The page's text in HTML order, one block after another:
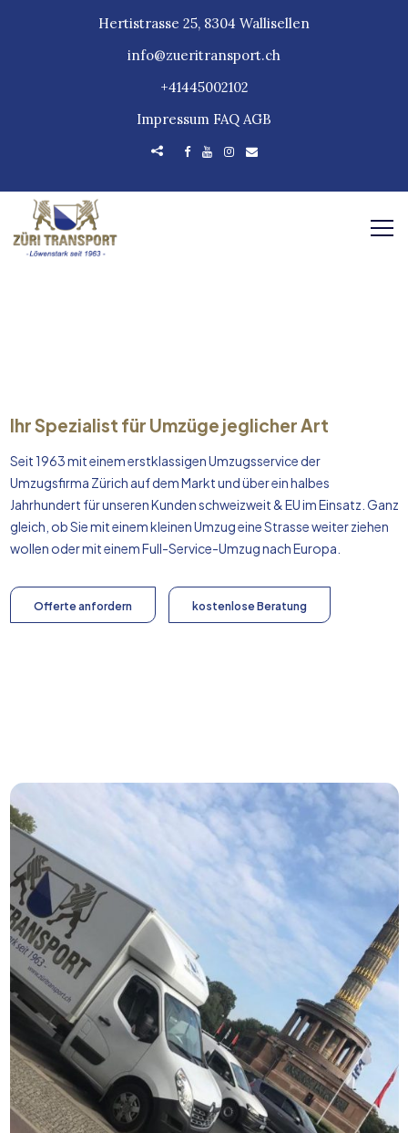
Hertistrasse 25, 8304 Wallisellen
info@zueritransport.ch
+41445002102
Impressum FAQ AGB
Ihr Spezialist für Umzüge jeglicher Art
Seit 1963 mit einem erstklassigen Umzugsservice der
Umzugsfirma Zürich auf dem Markt und über ein halbes
Jahrhundert für unseren Kunden schweizweit & EU im Einsatz. Ganz
gleich, ob Sie mit einem kleinen Umzug eine Strasse weiter ziehen
wollen oder mit einem Full-Service-Umzug nachEuropa
Offerte anfordern kostenlose Beratung